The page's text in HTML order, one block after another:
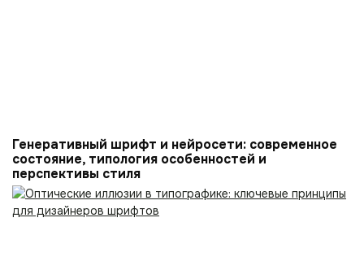
Генеративный шрифт и нейросети: современное
состояние, типология особенностей и
перспективы стиля